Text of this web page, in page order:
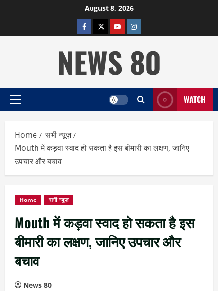
August 8, 2026
facebooktwitterYOUTUBE
instagram
NEWS 80
Primary
WATCH
Home
सभी न्यूज़
Mouth में कड़वा स्वाद हो सकता है इस बीमारी का लक्षण, जानिए
उपचार और बचाव
Home सभी न्यूज़
Mouth में कड़वा स्वाद हो सकता है इस
बीमारी का लक्षण, जानिए उपचार और
बचाव
News 80